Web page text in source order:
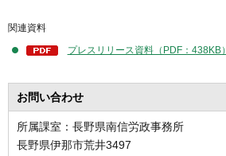
関連資料
プレスリリース資料（PDF：438KB）
お問い合わせ
所属課室：長野県南信労政事務所
長野県伊那市荒井3497